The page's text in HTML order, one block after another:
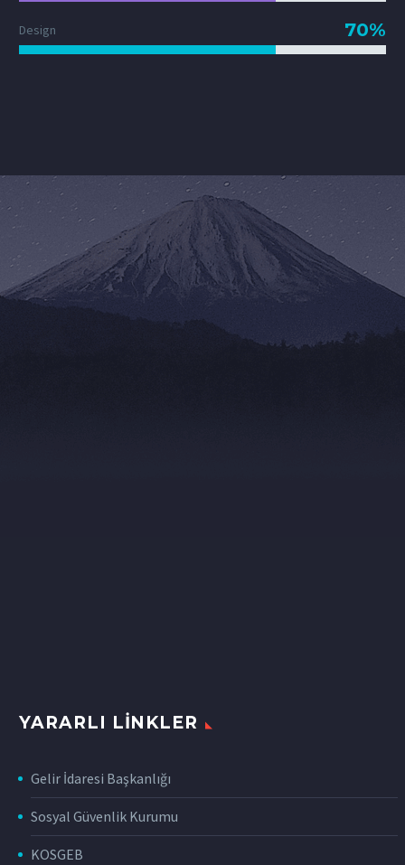
Design 70%
YARARLI LINKLER
Gelir İdaresi Başkanlığı
Sosyal Güvenlik Kurumu
KOSGEB